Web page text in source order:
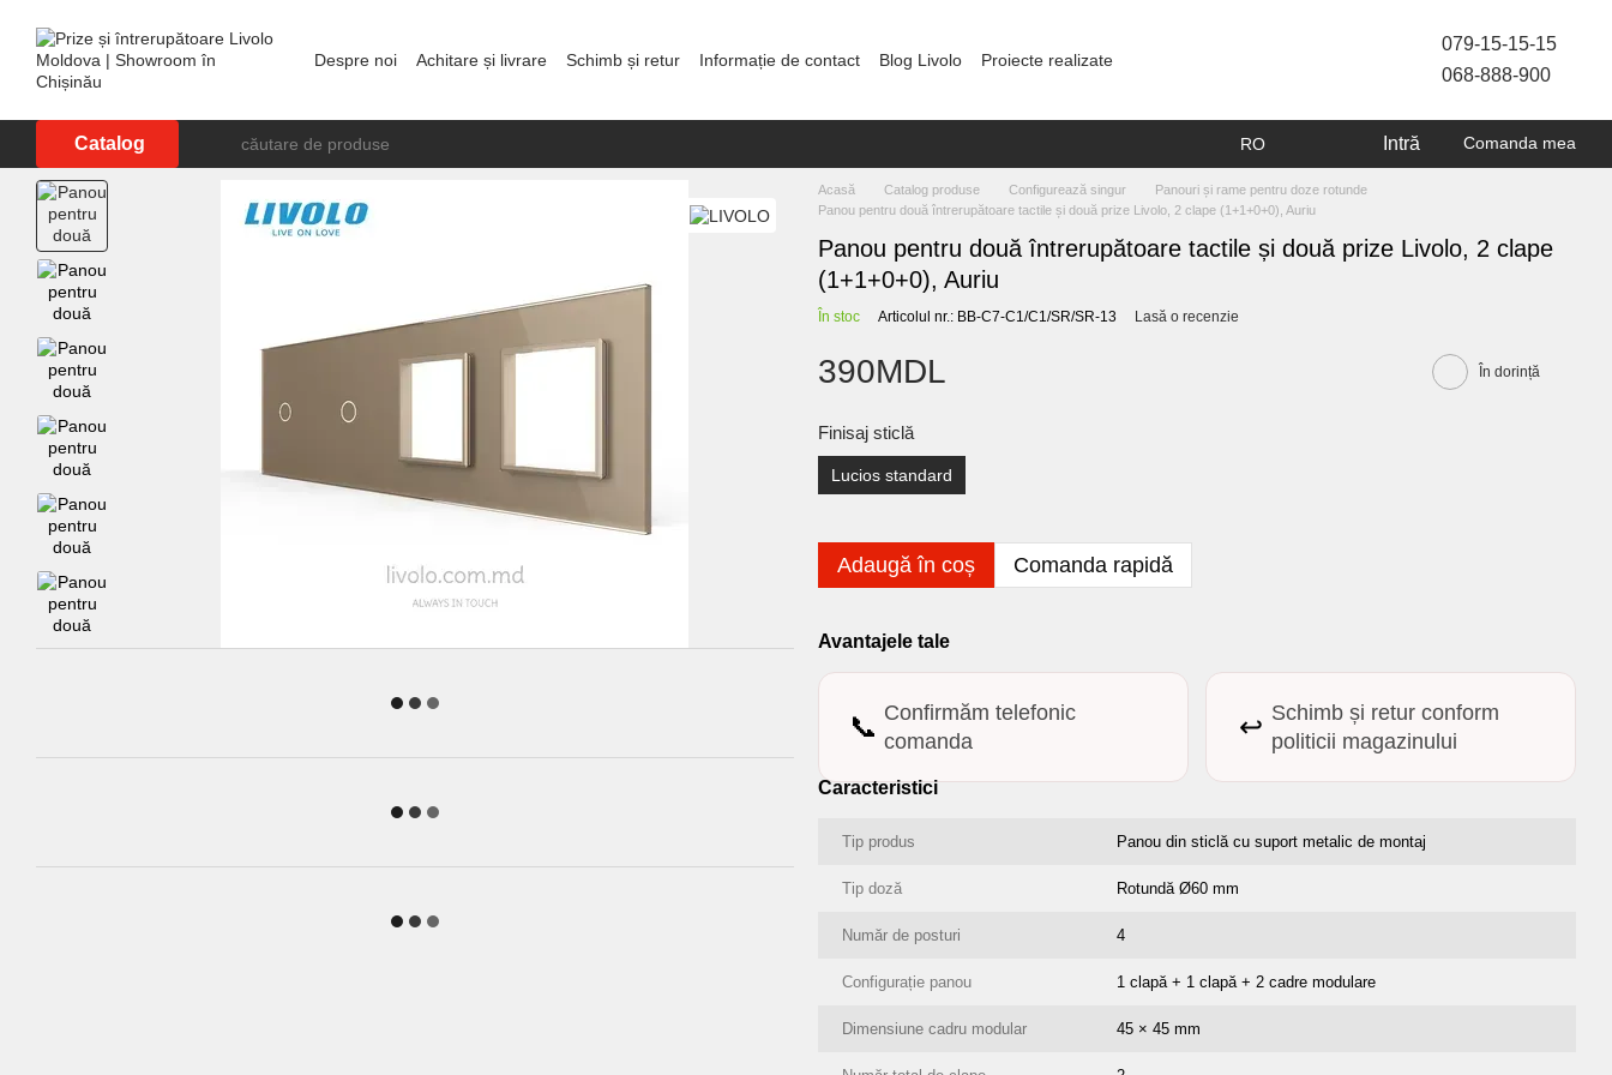
Despre noi Achitare și livrare Schimb și retur Informație de contact Blog Livolo
Proiecte realizate
079-15-15-15
068-888-900
Catalog RO Intră Comanda mea
Acasă Catalog produse Configurează singur
Panouri și rame pentru doze rotunde
Panou pentru două întrerupătoare tactile și două prize Livolo, 2 clape (1+1+0+0), Auriu
Panou pentru două întrerupătoare tactile și două prize Livolo, 2 clape
(1+1+0+0), Auriu
În stoc Articolul nr.: BB-C7-C1/C1/SR/SR-13 Lasă o recenzie
390MDL În dorință
Finisaj sticlă
Lucios standard
Adaugă în coș Comanda rapidă
Avantajele tale
📞 Confirmăm telefonic
comanda
↩️ Schimb și retur conform
politicii magazinului
Caracteristici
Tip produs Panou din sticlă cu suport metalic de montaj
Tip doză Rotundă Ø60 mm
Număr de posturi 4
Configurație panou 1 clapă + 1 clapă + 2 cadre modulare
Dimensiune cadru modular 45 × 45 mm